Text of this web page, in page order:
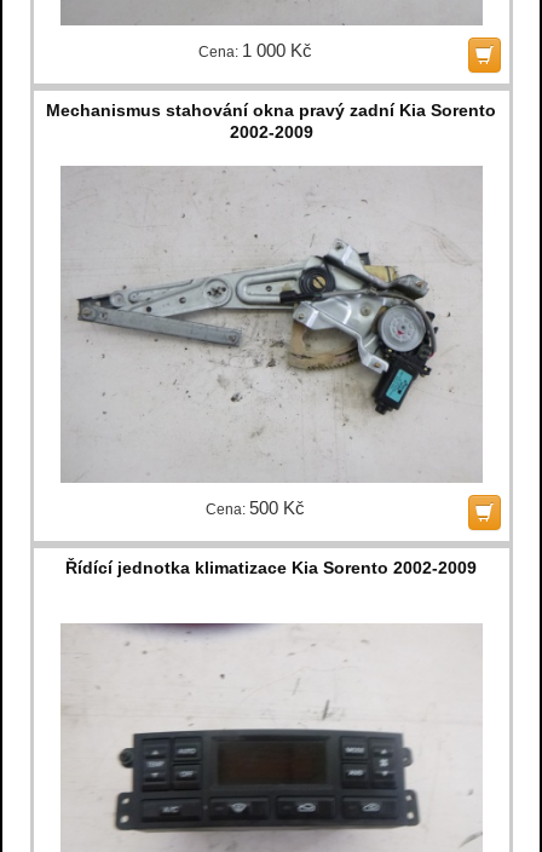
Cena: 1 000 Kč
Mechanismus stahování okna pravý zadní Kia Sorento
2002-2009
Cena: 500 Kč
Řídící jednotka klimatizace Kia Sorento 2002-2009